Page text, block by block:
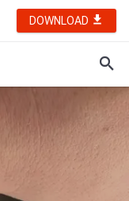
DOWNLOAD